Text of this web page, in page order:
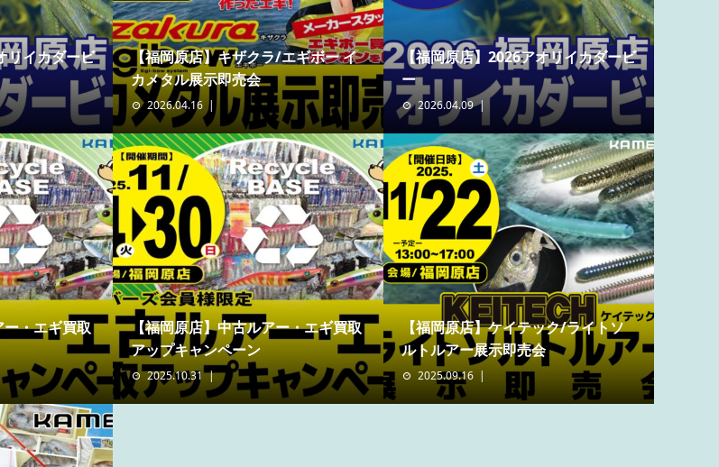
リイカダービ
【福岡原店】キザクラ/エギボー イ
カメタル展示即売会
2026.04.16
【福岡原店】2026アオリイカダービ
ー
2026.04.09
・エギ買取
【福岡原店】中古ルアー・エギ買取
アップキャンペーン
2025.10.31
【福岡原店】ケイテック/ライトソ
ルトルアー展示即売会
2025.09.16